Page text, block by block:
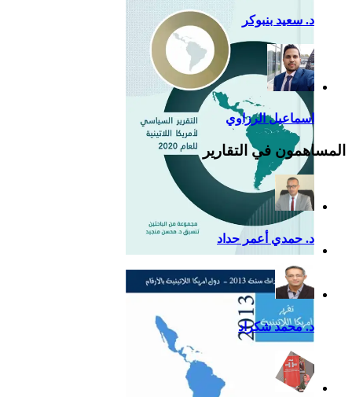
التقرير السياسي لأمريكا
اللاتينية للعام 2020
د. سعيد بنبوكر
اسماعيل الرزاوي
المساهمون في التقارير
د. حمدي أعمر حداد
د. محمد شكراد